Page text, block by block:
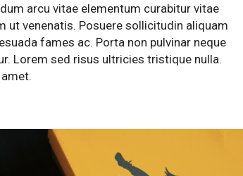
arcu vitae elementum curabitur vitae
ut venenatis. Posuere sollicitudin aliquam
fames ac. Porta non pulvinar neque
Lorem sed risus ultricies tristique nulla.